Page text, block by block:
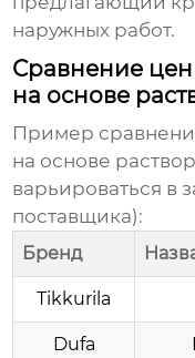
наружных работ.
Сравнение
на основе
Пример
на основе
варьироваться в
поставщика):
Бренд
Tikkurila
Dufa